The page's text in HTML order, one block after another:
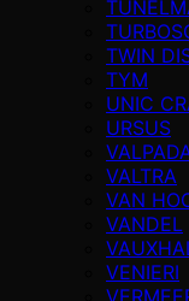
TWIN
TYM
UNIC
URSUS
VALTRA
VAN
VANDEL
VENIERI